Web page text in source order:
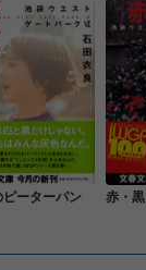
ピーターパン 赤・黒